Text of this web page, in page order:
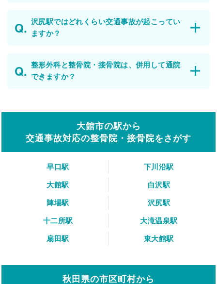
沢尻駅ではどれくらい交通事故が起こってい
ますか？
整形外科と整骨院・接骨院は、併用して通院
できますか？
大館市の駅から
交通事故対応の整骨院・接骨院をさがす
早口駅
下川沿駅
大館駅
白沢駅
陣場駅
沢尻駅
十二所駅
大滝温泉駅
扇田駅
東大館駅
秋田県の市区町村から